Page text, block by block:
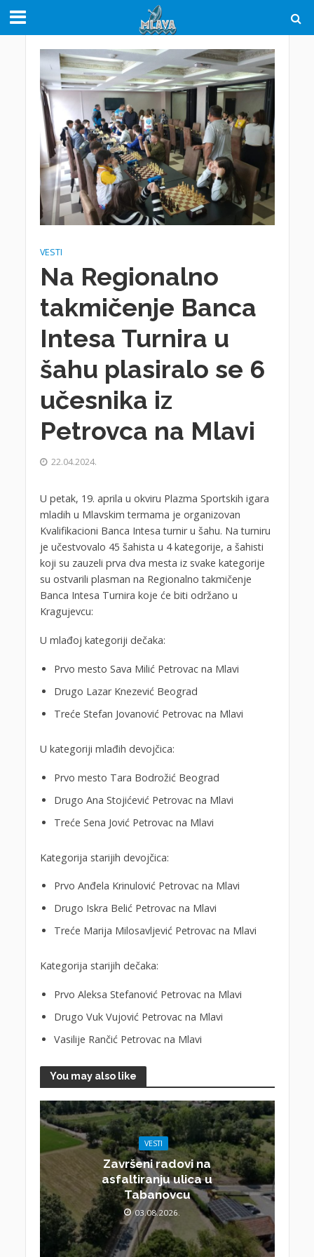
VESTI
Na Regionalno
takmičenje Banca
Intesa Turnira u
šahu plasiralo se 6
učesnika iz
Petrovca na Mlavi
22.04.2024.
U petak, 19. aprila u okviru Plazma Sportskih igara
mladih u Mlavskim termama je organizovan
Kvalifikacioni Banca Intesa turnir u šahu. Na turniru
je učestvovalo 45 šahista u 4 kategorije, a šahisti
koji su zauzeli prva dva mesta iz svake kategorije
su ostvarili plasman na Regionalno takmičenje
Banca Intesa Turnira koje će biti održano u
Kragujevcu:
U mlađoj kategoriji dečaka:
Prvo mesto Sava Milić Petrovac na Mlavi
Drugo Lazar Knezević Beograd
Treće Stefan Jovanović Petrovac na Mlavi
U kategoriji mlađih devojčica:
Prvo mesto Tara Bodrožić Beograd
Drugo Ana Stojićević Petrovac na Mlavi
Treće Sena Jović Petrovac na Mlavi
Kategorija starijih devojčica:
Prvo Anđela Krinulović Petrovac na Mlavi
Drugo Iskra Belić Petrovac na Mlavi
Treće Marija Milosavljević Petrovac na Mlavi
Kategorija starijih dečaka:
Prvo Aleksa Stefanović Petrovac na Mlavi
Drugo Vuk Vujović Petrovac na Mlavi
Vasilije Rančić Petrovac na Mlavi
You may also like
VESTI
Završeni radovi na
asfaltiranju ulica u
Tabanovcu
03.08.2026.